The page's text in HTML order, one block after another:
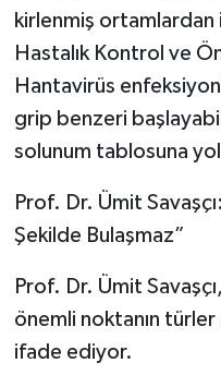
kirlenmiş ortamlardan
Hastalık Kontrol ve
Hantavirüs
grip benzeri
solunum tablosuna
Prof. Dr. Ümit
Şekilde Bulaşmaz”
Prof. Dr. Ümit
önemli noktanın
ifade ediyor.